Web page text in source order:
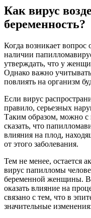
Как вирус
беременность?
Когда возникает
наличии
утверждать, что у
Однако важно
повлиять на организм
Если вирус
правило, серьезных
Таким образом, можно с
сказать, что
влияния на плод,
от этого заболевания.
Тем не менее, остается
вирус папилломы
беременной женщины.
оказать влияние на
связано с тем, что в
значительные изменения: